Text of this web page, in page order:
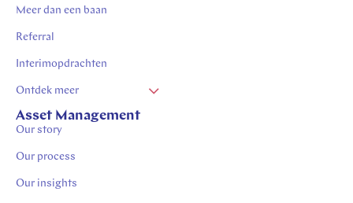
Meer dan een baan
Referral
Interimopdrachten
Ontdek meer
Vacatures Zuid Limburg
Stages in Zuid-Limburg
Vacatures Heerlen
Asset Management
Our story
Our process
Our insights